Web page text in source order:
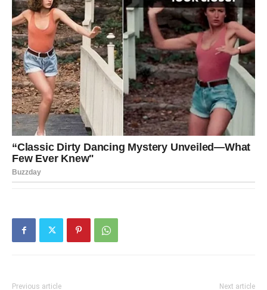
Previous article Next article